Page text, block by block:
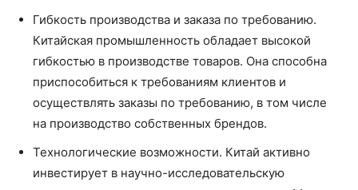
Гибкость производства и заказа по требованию.
Китайская промышленность обладает высокой
гибкостью в производстве товаров. Она способна
приспособиться к требованиям клиентов и
осуществлять заказы по требованию, в том числе
на производство собственных брендов.
Технологические возможности. Китай активно
инвестирует в научно-исследовательскую